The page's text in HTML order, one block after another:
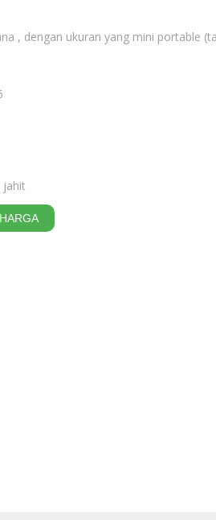
, dengan ukuran yang mini portable
jahit